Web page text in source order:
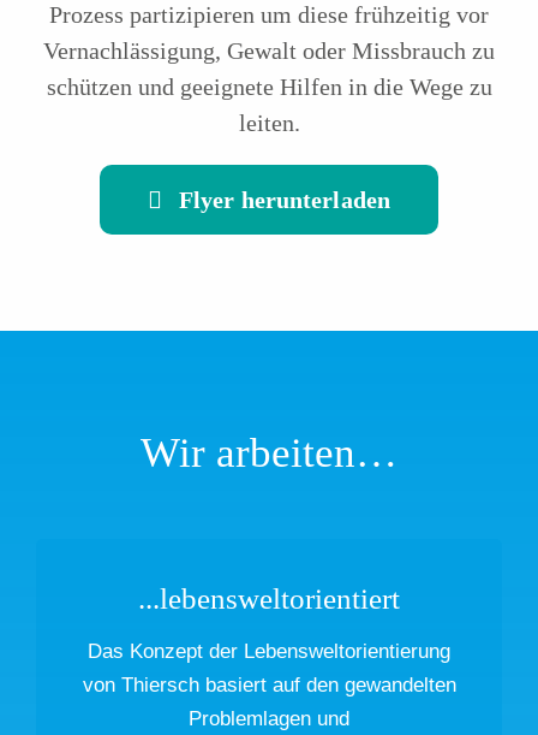
Prozess partizipieren um diese frühzeitig vor
Vernachlässigung, Gewalt oder Missbrauch zu
schützen und geeignete Hilfen in die Wege zu
leiten.
Flyer herunterladen
Wir arbeiten…
...lebensweltorientiert
Das Konzept der Lebensweltorientierung
von Thiersch basiert auf den gewandelten
Problemlagen und